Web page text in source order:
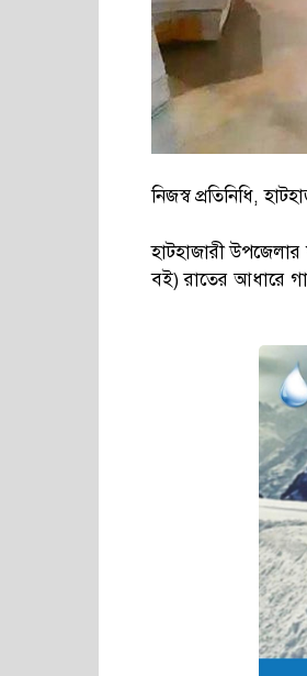
নিজস্ব প্রতিনিধি,
হাটহাজারী
বই) রাতের আধারে